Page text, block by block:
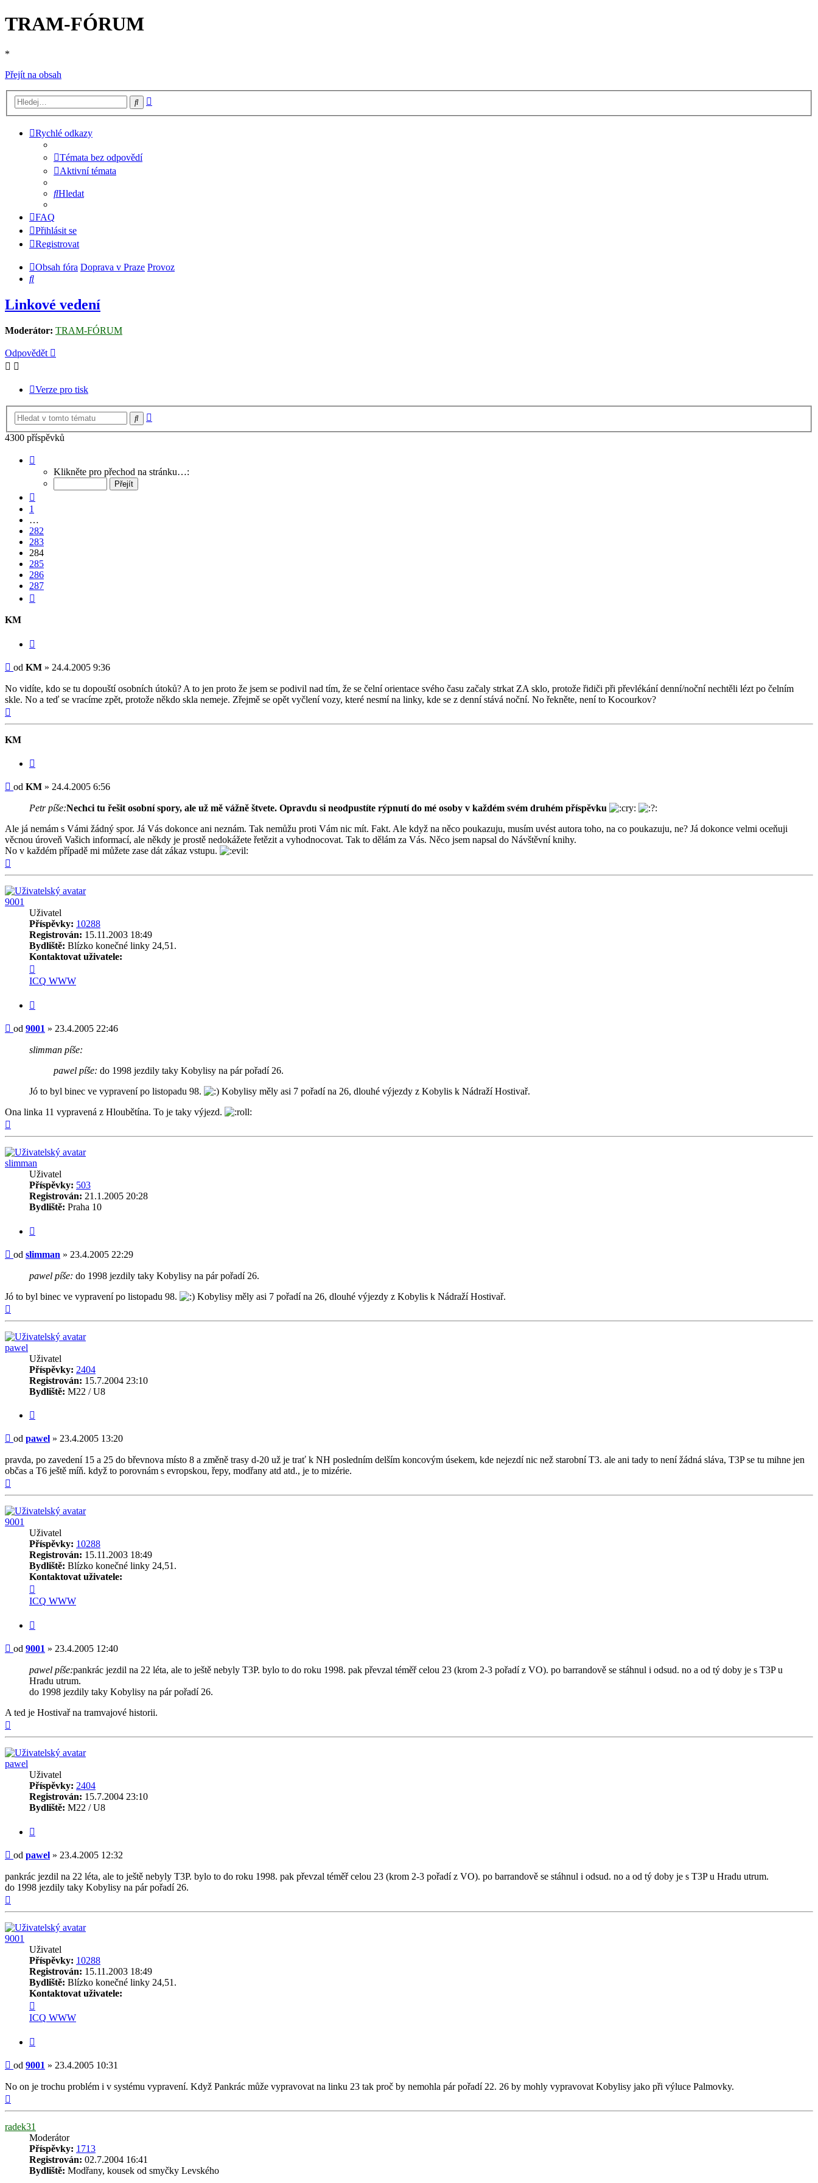
TRAM-FÓRUM
*
Přejít na obsah
Hledat
Rychlé odkazy
Témata bez odpovědí
Aktivní témata
Hledat
FAQ
Přihlásit se
Registrovat
Obsah fóra Doprava v Praze Provoz
Hledat
Linkové vedení
Moderátor: TRAM-FÓRUM
Odpovědět
Verze pro tisk
Hledat
4300 příspěvků
284
Klikněte pro přechod na stránku…:
1
…
282
283
284
285
286
287
KM
Příspěvek
od KM » 24.4.2005 9:36
No vidíte, kdo se tu dopouští osobních útoků? A to jen proto že jsem se podivil nad tím, že se čelní orientace svého času začaly strkat ZA sklo, protože řidiči při převlékání denní/noční nechtěli lézt po čelním
skle. No a teď se vracíme zpět, protože někdo skla nemeje. Zřejmě se opět vyčlení vozy, které nesmí na linky, kde se z denní stává noční. No řekněte, není to Kocourkov?
KM
Příspěvek
od KM » 24.4.2005 6:56
Petr píše:Nechci tu řešit osobní spory, ale už mě vážně štvete. Opravdu si neodpustíte rýpnutí do mé osoby v každém svém druhém příspěvku
Ale já nemám s Vámi žádný spor. Já Vás dokonce ani neznám. Tak nemůžu proti Vám nic mít. Fakt. Ale když na něco poukazuju, musím uvést autora toho, na co poukazuju, ne? Já dokonce velmi oceňuji
věcnou úroveň Vašich informací, ale někdy je prostě nedokážete řetězit a vyhodnocovat. Tak to dělám za Vás. Něco jsem napsal do Návštěvní knihy.
No v každém případě mi můžete zase dát zákaz vstupu.
9001
Uživatel
Příspěvky: 10288
Registrován: 15.11.2003 18:49
Bydliště: Blízko konečné linky 24,51.
Kontaktovat uživatele:
uživatele
9001
ICQ WWW
Příspěvek
od 9001 » 23.4.2005 22:46
slimman píše:
pawel píše: do 1998 jezdily taky Kobylisy na pár pořadí 26.
Jó to byl binec ve vypravení po listopadu 98.
Kobylisy měly asi 7 pořadí na 26, dlouhé výjezdy z Kobylis k Nádraží Hostivař.
Ona linka 11 vypravená z Hloubětína. To je taky výjezd.
slimman
Uživatel
Příspěvky: 503
Registrován: 21.1.2005 20:28
Bydliště: Praha 10
Příspěvek
od slimman » 23.4.2005 22:29
pawel píše: do 1998 jezdily taky Kobylisy na pár pořadí 26.
Jó to byl binec ve vypravení po listopadu 98.
Kobylisy měly asi 7 pořadí na 26, dlouhé výjezdy z Kobylis k Nádraží Hostivař.
pawel
Uživatel
Příspěvky: 2404
Registrován: 15.7.2004 23:10
Bydliště: M22 / U8
Příspěvek
od pawel » 23.4.2005 13:20
pravda, po zavedení 15 a 25 do břevnova místo 8 a změně trasy d-20 už je trať k NH posledním delším koncovým úsekem, kde nejezdí nic než starobní T3. ale ani tady to není žádná sláva, T3P se tu mihne jen
občas a T6 ještě míň. když to porovnám s evropskou, řepy, modřany atd atd., je to mizérie.
9001
Uživatel
Příspěvky: 10288
Registrován: 15.11.2003 18:49
Bydliště: Blízko konečné linky 24,51.
Kontaktovat uživatele:
uživatele
ICQ WWW
Příspěvek
od 9001 » 23.4.2005 12:40
pawel píše:pankrác jezdil na 22 léta, ale to ještě nebyly T3P. bylo to do roku 1998. pak převzal téměř celou 23 (krom 2-3 pořadí z VO). po barrandově se stáhnul i odsud. no a od tý doby je s T3P u
Hradu utrum.
do 1998 jezdily taky Kobylisy na pár pořadí 26.
A ted je Hostivař na tramvajové historii.
pawel
Uživatel
Příspěvky: 2404
Registrován: 15.7.2004 23:10
Bydliště: M22 / U8
Příspěvek
od pawel » 23.4.2005 12:32
pankrác jezdil na 22 léta, ale to ještě nebyly T3P. bylo to do roku 1998. pak převzal téměř celou 23 (krom 2-3 pořadí z VO). po barrandově se stáhnul i odsud. no a od tý doby je s T3P u Hradu utrum.
do 1998 jezdily taky Kobylisy na pár pořadí 26.
9001
Uživatel
Příspěvky: 10288
Registrován: 15.11.2003 18:49
Bydliště: Blízko konečné linky 24,51.
Kontaktovat uživatele:
uživatele
9001
ICQ WWW
Příspěvek
od 9001 » 23.4.2005 10:31
No on je trochu problém i v systému vypravení. Když Pankrác může vypravovat na linku 23 tak proč by nemohla pár pořadí 22. 26 by mohly vypravovat Kobylisy jako při výluce Palmovky.
radek31
Moderátor
Příspěvky: 1713
Registrován: 02.7.2004 16:41
Bydliště: Modřany, kousek od smyčky Levského